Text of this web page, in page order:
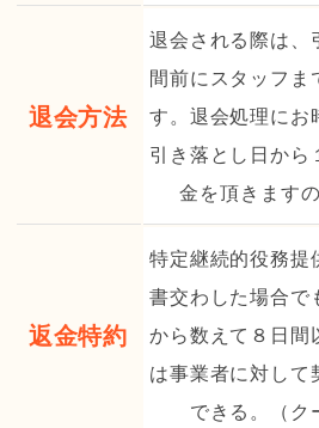
退会方法
退会される際は、
間前にスタッフま
す。退会処理にお
引き落とし日か
金を頂きます
返金特約
特定継続的役務提
書交わした場合で
から数えて８日間
は事業者に対し
できる。（ク